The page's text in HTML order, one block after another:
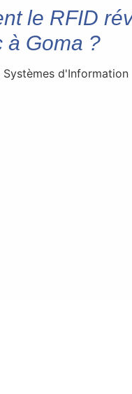
le RFID
à Goma ?
d'Information